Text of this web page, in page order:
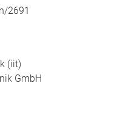
2691
(iit)
GmbH